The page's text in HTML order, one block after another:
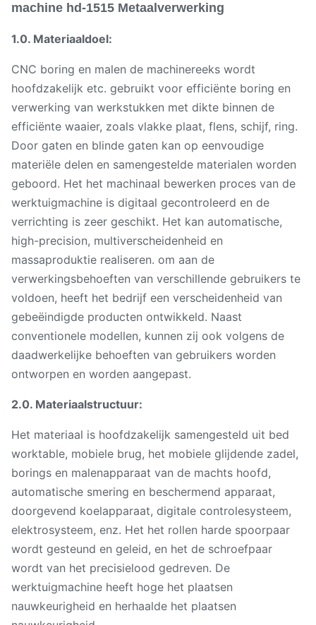
machine hd-1515 Metaalverwerking
1.0. Materiaaldoel:
CNC boring en malen de machinereeks wordt
hoofdzakelijk etc. gebruikt voor efficiënte boring en
verwerking van werkstukken met dikte binnen de
efficiënte waaier, zoals vlakke plaat, flens, schijf, ring.
Door gaten en blinde gaten kan op eenvoudige
materiële delen en samengestelde materialen worden
geboord. Het het machinaal bewerken proces van de
werktuigmachine is digitaal gecontroleerd en de
verrichting is zeer geschikt. Het kan automatische,
high-precision, multiverscheidenheid en
massaproduktie realiseren. om aan de
verwerkingsbehoeften van verschillende gebruikers te
voldoen, heeft het bedrijf een verscheidenheid van
gebeëindigde producten ontwikkeld. Naast
conventionele modellen, kunnen zij ook volgens de
daadwerkelijke behoeften van gebruikers worden
ontworpen en worden aangepast.
2.0. Materiaalstructuur:
Het materiaal is hoofdzakelijk samengesteld uit bed
worktable, mobiele brug, het mobiele glijdende zadel,
borings en malenapparaat van de machts hoofd,
automatische smering en beschermend apparaat,
doorgevend koelapparaat, digitale controlesysteem,
elektrosysteem, enz. Het het rollen harde spoorpaar
wordt gesteund en geleid, en het de schroefpaar
wordt van het precisielood gedreven. De
werktuigmachine heeft hoge het plaatsen
nauwkeurigheid en herhaalde het plaatsen